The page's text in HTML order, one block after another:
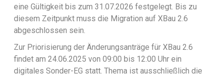
eine Gültigkeit bis zum 31.07.2026 festgelegt. Bis zu
diesem Zeitpunkt muss die Migration auf XBau 2.6
abgeschlossen sein.
Zur Priorisierung der Änderungsanträge für XBau 2.6
findet am 24.06.2025 von 09:00 bis 12:00 Uhr ein
digitales Sonder-EG statt. Thema ist ausschließlich die